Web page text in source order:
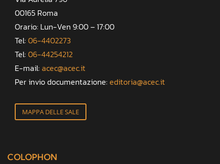
00165 Roma
Orario: Lun-Ven 9:00 – 17:00
Tel: 06-4402273
Tel: 06-44254212
E-mail: acec@acec.it
Per invio documentazione: editoria@acec.it
MAPPA DELLE SALE
COLOPHON